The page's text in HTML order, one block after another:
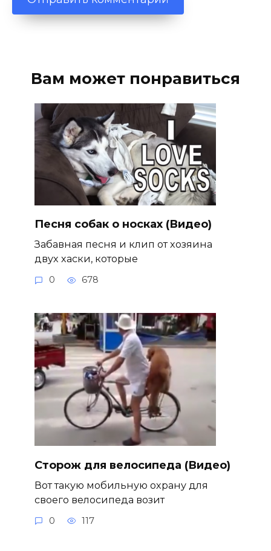
Вам может понравиться
Песня собак о носках (Видео)
Забавная песня и клип от хозяина
двух хаски, которые
0 678
Сторож для велосипеда (Видео)
Вот такую мобильную охрану для
своего велосипеда возит
0 117